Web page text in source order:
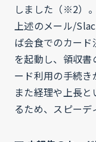
しました（※2）。
上述のメール/
ば会食でのカー
を起動し、領収書
ード利用の手続き
また経理や上長
るため、スピーデ